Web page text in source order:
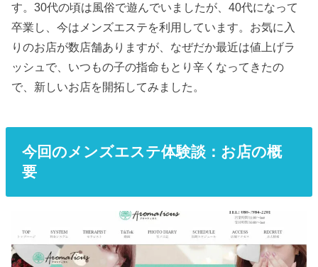
す。30代の頃は風俗で遊んでいましたが、40代になって
卒業し、今はメンズエステを利用しています。お気に入
りのお店が数店舗ありますが、なぜだか最近は値上げラ
ッシュで、いつもの子の指命もとり辛くなってきたの
で、新しいお店を開拓してみました。
今回のメンズエステ体験談：お店の概
要